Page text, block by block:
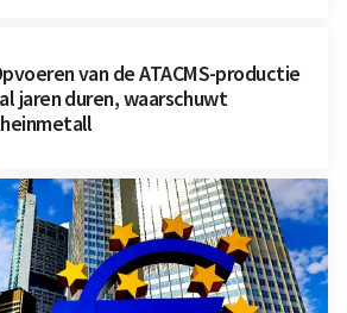
van de ATACMS-productie
jaren duren, waarschuwt